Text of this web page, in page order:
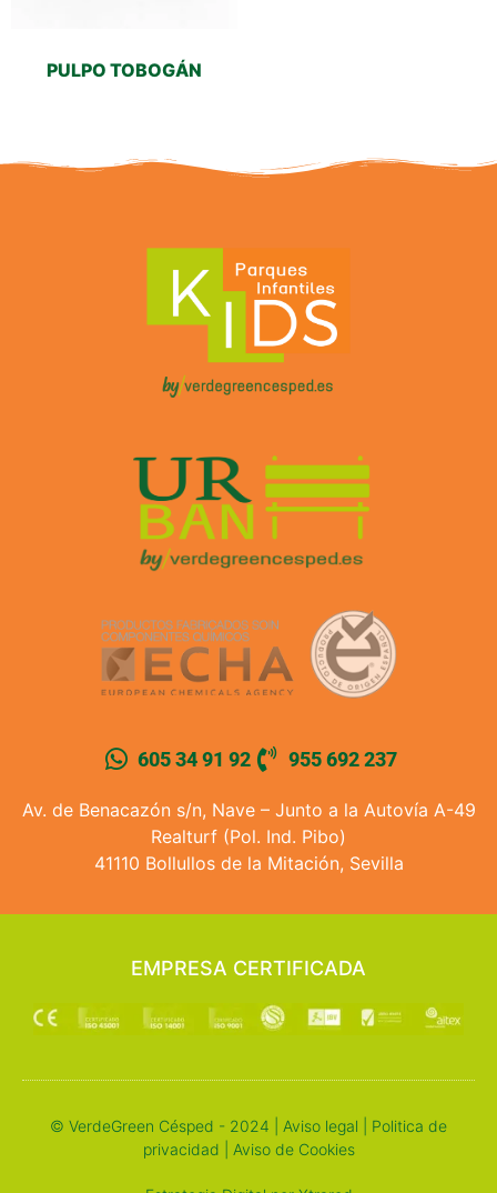
PULPO TOBOGÁN
605 34 91 92 955 692 237
Av. de Benacazón s/n, Nave – Junto a la Autovía A-49
Realturf (Pol. Ind. Pibo)
41110 Bollullos de la Mitación, Sevilla
EMPRESA CERTIFICADA
© VerdeGreen Césped - 2024 | Aviso legal
Politica de
privacidad
Aviso de Cookies